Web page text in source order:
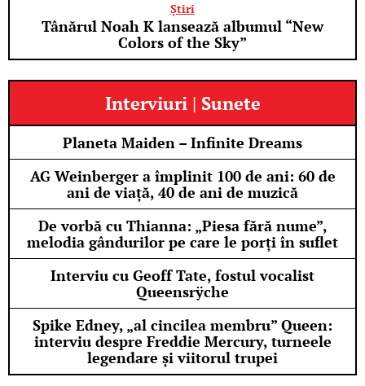
Tânărul Noah K lansează albumul “New
Colors of the Sky”
Știri
Interviuri | Sunete
Planeta Maiden – Infinite Dreams
AG Weinberger a împlinit 100 de ani: 60 de
ani de viață, 40 de ani de muzică
De vorbă cu Thianna: „Piesa fără nume”,
melodia gândurilor pe care le porți în suflet
Interviu cu Geoff Tate, fostul vocalist
Queensrÿche
Spike Edney, „al cincilea membru” Queen:
interviu despre Freddie Mercury, turneele
legendare și viitorul trupei